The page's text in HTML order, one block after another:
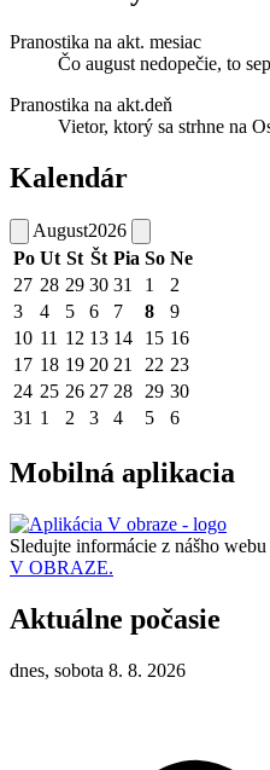
Pranostika na akt. mesiac
Čo august nedopečie, to
Pranostika na akt.deň
Vietor, ktorý sa strhne na
Kalendár
August2026
Po Ut St Št Pia So Ne
27 28 29 30 31 1
2
3
4 5 6 7 8
9
10 11 12 13 14 15 16
17 18 19 20 21 22 23
24 25 26 27 28 29 30
31 1 2 3 4 5 6
Mobilná aplikacia
Sledujte informácie z nášho
V OBRAZE.
Aktuálne počasie
dnes, sobota 8. 8. 2026